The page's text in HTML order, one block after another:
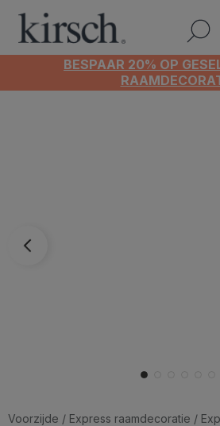
BESPAAR 20% OP
Voorzijde / Express raamdecoratie /